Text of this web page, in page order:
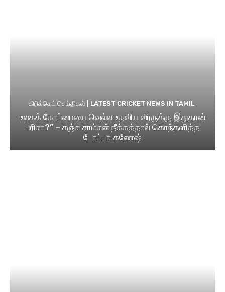
கிரிக்கெட் செய்திகள் | LATEST CRICKET NEWS IN TAMIL
உலகக் கோப்பையை வெல்ல உதவிய வீரருக்கு இதுதான்
பரிசா?” – சஞ்சு சாம்சன் நீக்கத்தால் கொந்தளித்த
டோட்டா கணேஷ்